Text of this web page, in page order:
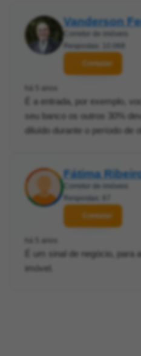
Vanderson
Corretor de imóveis
Respostas: 10.068
Contatar
há 5 anos
É a entrada, por exemplo,
seu banco os outros 30%
diluído durante o período de
Fátima
Corretor de imóveis
Respostas: 67
Contatar
há 5 anos
É um sinal de negócio, para
imóvel.